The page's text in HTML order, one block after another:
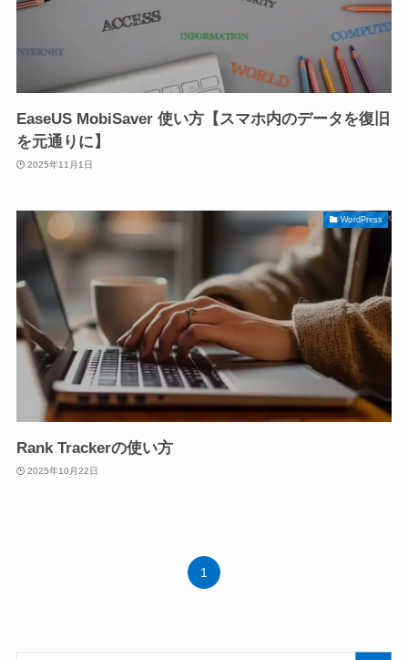
EaseUS MobiSaver 使い方【スマホ内のデータを復旧
を元通りに】
2025年11月1日
WordPress
Rank Trackerの使い方
2025年10月22日
1